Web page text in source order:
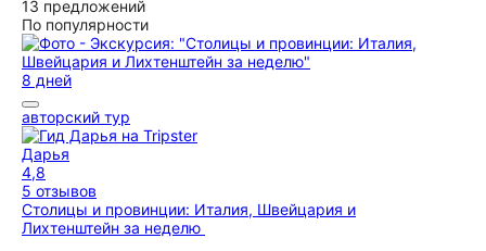
13 предложений
По популярности
8 дней
авторский тур
Дарья
4,8
5 отзывов
Столицы и провинции: Италия, Швейцария и
Лихтенштейн за неделю